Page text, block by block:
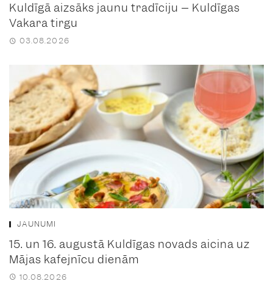
Kuldīgā aizsāks jaunu tradīciju – Kuldīgas
Vakara tirgu
03.08.2026
JAUNUMI
15. un 16. augustā Kuldīgas novads aicina uz
Mājas kafejnīcu dienām
10.08.2026